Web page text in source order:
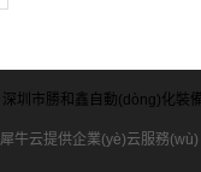
深圳市勝和鑫自動(dòng)化裝
犀牛云提供企業(yè)云服務(wù)